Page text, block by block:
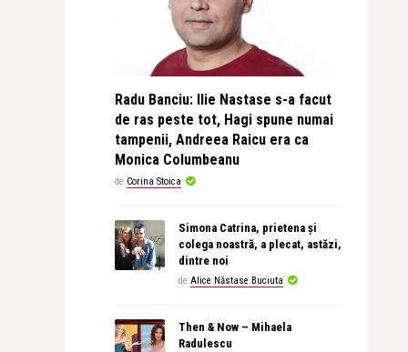
Radu Banciu: Ilie Nastase s-a facut
de ras peste tot, Hagi spune numai
tampenii, Andreea Raicu era ca
Monica Columbeanu
de Corina Stoica
Simona Catrina, prietena și
colega noastră, a plecat, astăzi,
dintre noi
de Alice Năstase Buciuta
Then & Now – Mihaela
Radulescu